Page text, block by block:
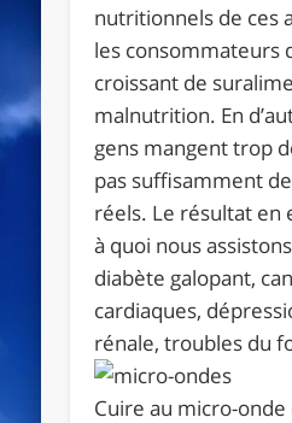
nutritionnels de ces
les consommateurs
croissant de
malnutrition. En
gens mangent trop
pas suffisamment
réels. Le résultat en
à quoi nous
diabète galopant,
cardiaques,
rénale, troubles du
Cuire au micro-onde